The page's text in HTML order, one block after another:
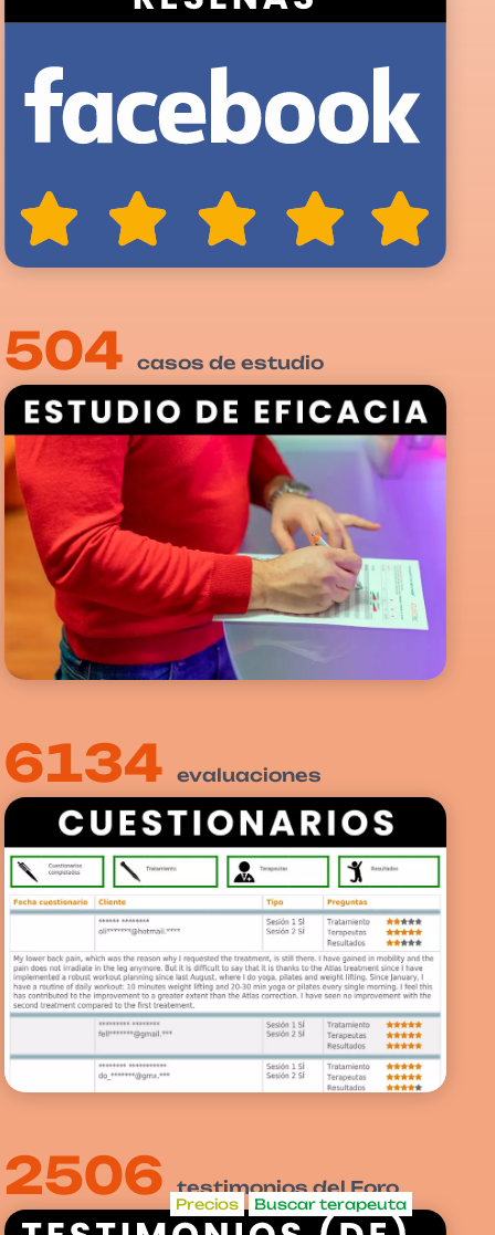
504 casos de estudio
6135 evaluaciones
2506 testimonios del Foro
Precios Buscar terapeuta